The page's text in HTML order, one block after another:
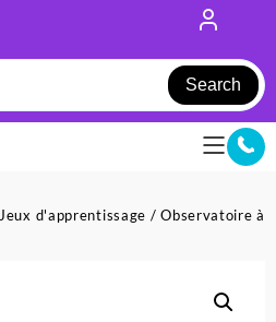
Search
Jeux d'apprentissage / Observatoire à